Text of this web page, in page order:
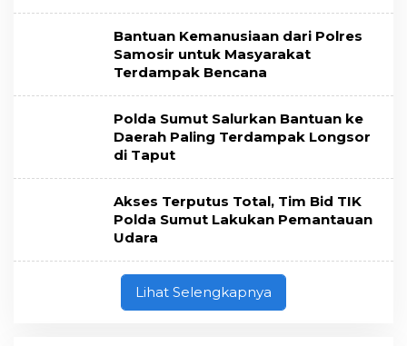
Bantuan Kemanusiaan dari Polres
Samosir untuk Masyarakat
Terdampak Bencana
Polda Sumut Salurkan Bantuan ke
Daerah Paling Terdampak Longsor
di Taput
Akses Terputus Total, Tim Bid TIK
Polda Sumut Lakukan Pemantauan
Udara
Lihat Selengkapnya